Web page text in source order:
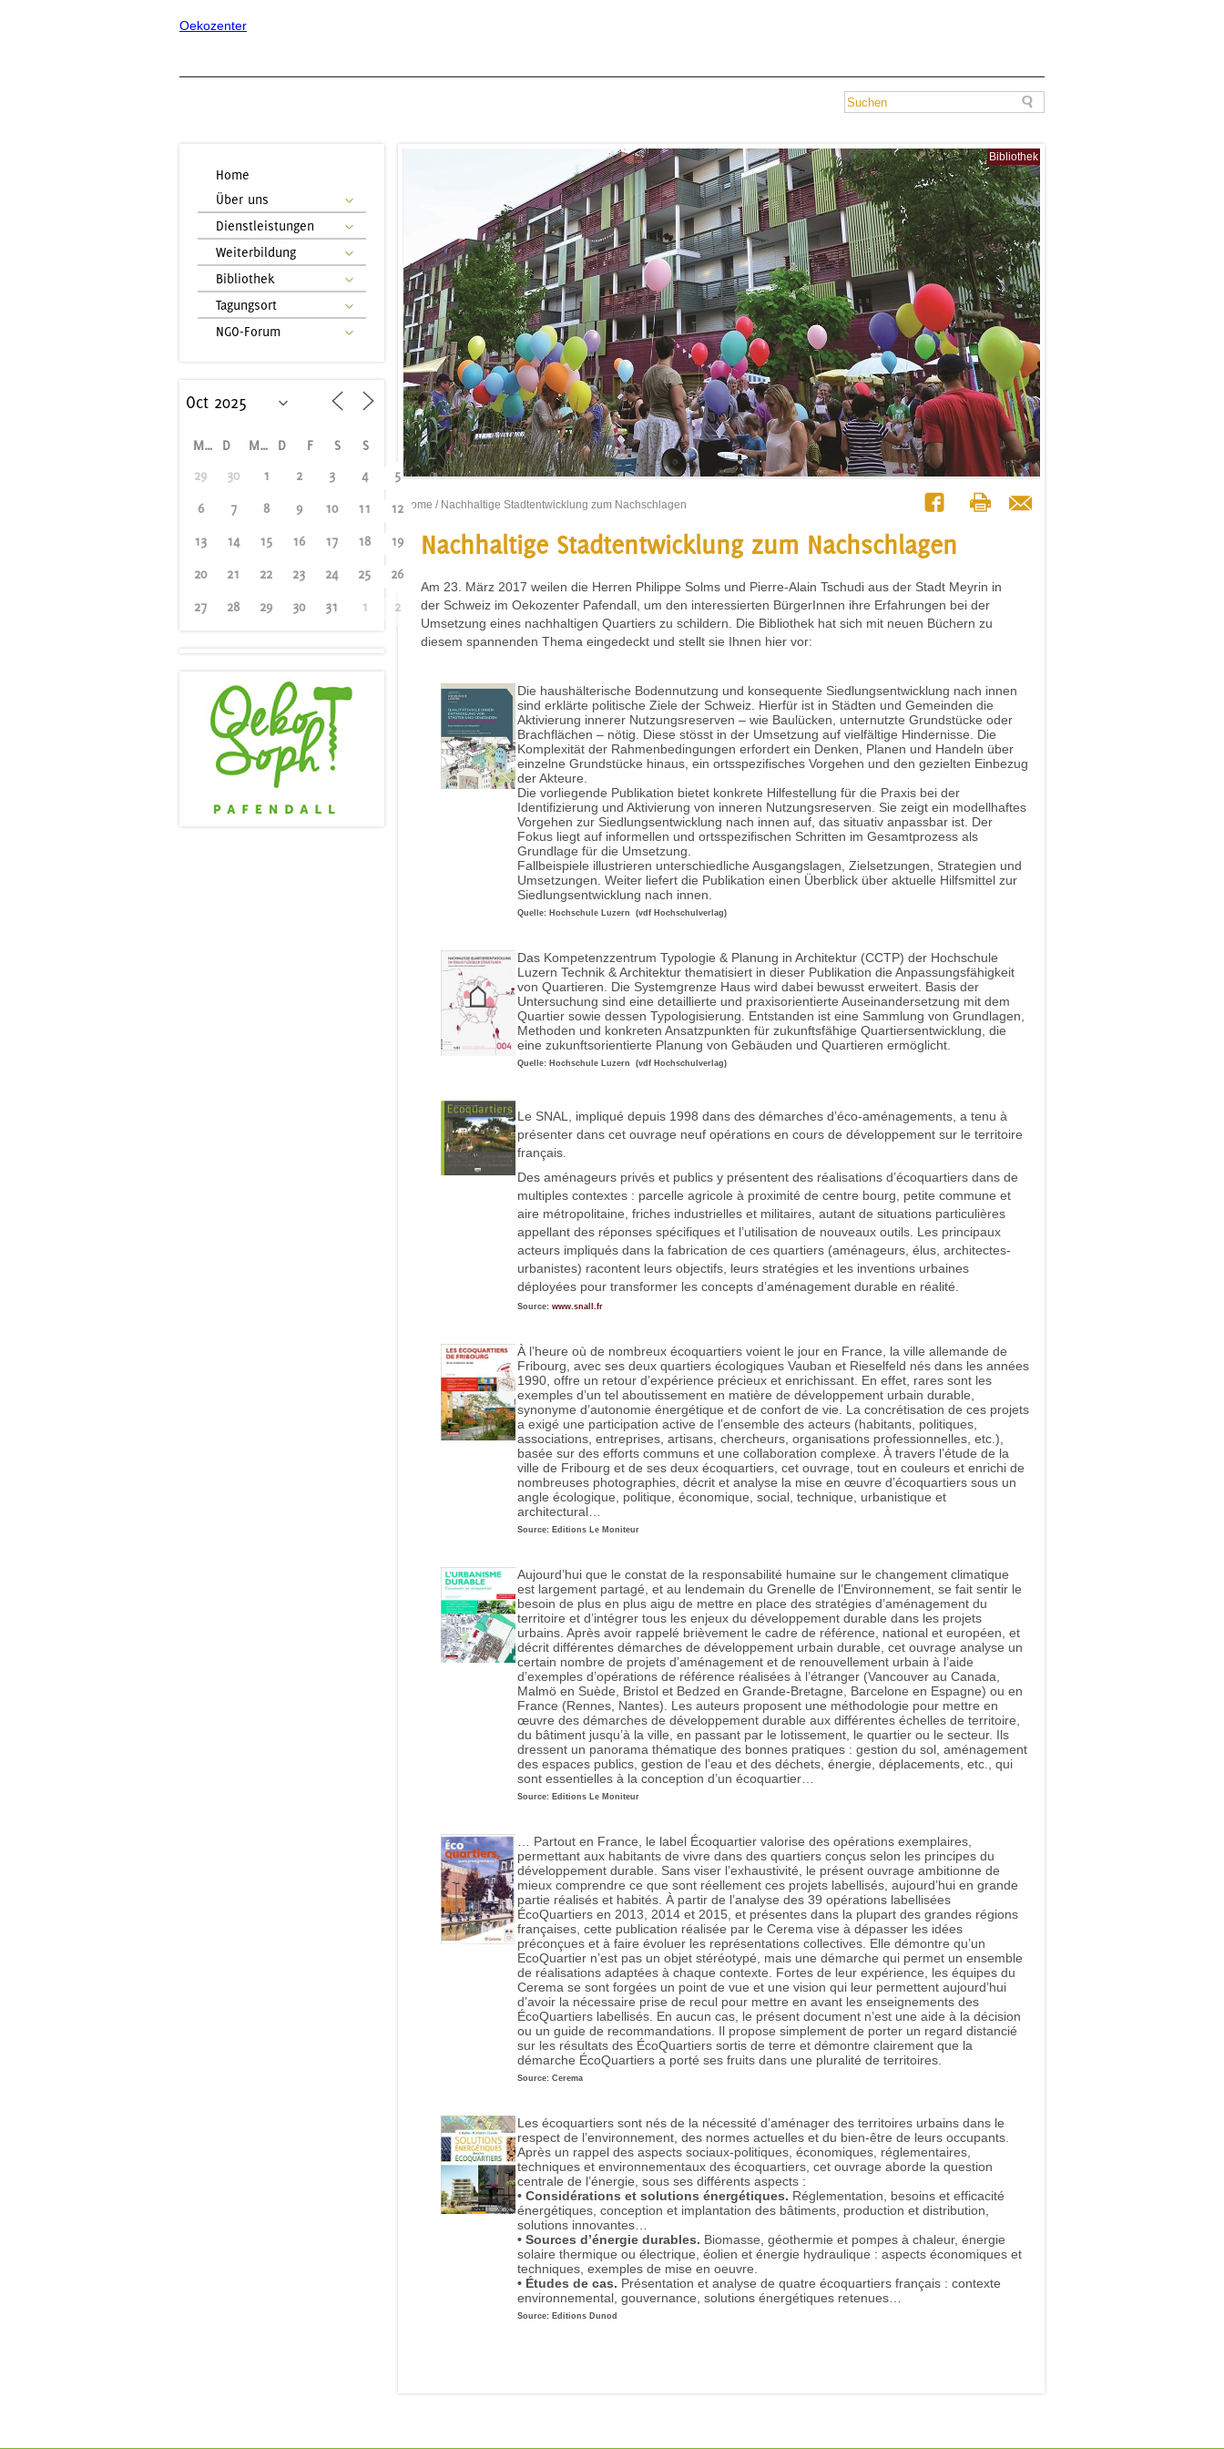
Oekozenter
Home
Über uns
Dienstleistungen
Weiterbildung
Bibliothek
Tagungsort
NGO-Forum
M D M D F S
S
29
30 1 2 3 4 5
6 7 8 9 10 11 12
13 14 15 16 17 18 19
20 21 22 23 24 25 26
27 28 29 30 31 1 2
Bibliothek
Home / Nachhaltige Stadtentwicklung zum Nachschlagen
Nachhaltige Stadtentwicklung zum Nachschlagen
Am 23. März 2017 weilen die Herren Philippe Solms und Pierre-Alain Tschudi aus der Stadt Meyrin in
der Schweiz im Oekozenter Pafendall, um den interessierten BürgerInnen ihre Erfahrungen bei der
Umsetzung eines nachhaltigen Quartiers zu schildern. Die Bibliothek hat sich mit neuen Büchern zu
diesem spannenden Thema eingedeckt und stellt sie Ihnen hier vor:
Die haushälterische Bodennutzung und konsequente Siedlungsentwicklung nach innen
sind erklärte politische Ziele der Schweiz. Hierfür ist in Städten und Gemeinden die
Aktivierung innerer Nutzungsreserven – wie Baulücken, unternutzte Grundstücke oder
Brachflächen – nötig. Diese stösst in der Umsetzung auf vielfältige Hindernisse. Die
Komplexität der Rahmenbedingungen erfordert ein Denken, Planen und Handeln über
einzelne Grundstücke hinaus, ein ortsspezifisches Vorgehen und den gezielten Einbezug
der Akteure.
Die vorliegende Publikation bietet konkrete Hilfestellung für die Praxis bei der
Identifizierung und Aktivierung von inneren Nutzungsreserven. Sie zeigt ein modellhaftes
Vorgehen zur Siedlungsentwicklung nach innen auf, das situativ anpassbar ist. Der
Fokus liegt auf informellen und ortsspezifischen Schritten im Gesamtprozess als
Grundlage für die Umsetzung.
Fallbeispiele illustrieren unterschiedliche Ausgangslagen, Zielsetzungen, Strategien und
Umsetzungen. Weiter liefert die Publikation einen Überblick über aktuelle Hilfsmittel zur
Siedlungsentwicklung nach innen.
Quelle: Hochschule Luzern (vdf Hochschulverlag)
Das Kompetenzzentrum Typologie & Planung in Architektur (CCTP) der Hochschule
Luzern Technik & Architektur thematisiert in dieser Publikation die Anpassungsfähigkeit
von Quartieren. Die Systemgrenze Haus wird dabei bewusst erweitert. Basis der
Untersuchung sind eine detaillierte und praxisorientierte Auseinandersetzung mit dem
Quartier sowie dessen Typologisierung. Entstanden ist eine Sammlung von Grundlagen,
Methoden und konkreten Ansatzpunkten für zukunftsfähige Quartiersentwicklung, die
eine zukunftsorientierte Planung von Gebäuden und Quartieren ermöglicht.
Quelle: Hochschule Luzern (vdf Hochschulverlag)
Le SNAL, impliqué depuis 1998 dans des démarches d’éco-aménagements, a tenu à
présenter dans cet ouvrage neuf opérations en cours de développement sur le territoire
français.
Des aménageurs privés et publics y présentent des réalisations d’écoquartiers dans de
multiples contextes : parcelle agricole à proximité de centre bourg, petite commune et
aire métropolitaine, friches industrielles et militaires, autant de situations particulières
appellant des réponses spécifiques et l’utilisation de nouveaux outils. Les principaux
acteurs impliqués dans la fabrication de ces quartiers (aménageurs, élus, architectes-
urbanistes) racontent leurs objectifs, leurs stratégies et les inventions urbaines
déployées pour transformer les concepts d’aménagement durable en réalité.
Source: www.snall.fr
À l’heure où de nombreux écoquartiers voient le jour en France, la ville allemande de
Fribourg, avec ses deux quartiers écologiques Vauban et Rieselfeld nés dans les années
1990, offre un retour d’expérience précieux et enrichissant. En effet, rares sont les
exemples d’un tel aboutissement en matière de développement urbain durable,
synonyme d’autonomie énergétique et de confort de vie. La concrétisation de ces projets
a exigé une participation active de l’ensemble des acteurs (habitants, politiques,
associations, entreprises, artisans, chercheurs, organisations professionnelles, etc.),
basée sur des efforts communs et une collaboration complexe. À travers l’étude de la
ville de Fribourg et de ses deux écoquartiers, cet ouvrage, tout en couleurs et enrichi de
nombreuses photographies, décrit et analyse la mise en œuvre d’écoquartiers sous un
angle écologique, politique, économique, social, technique, urbanistique et
architectural…
Source: Editions Le Moniteur
Aujourd’hui que le constat de la responsabilité humaine sur le changement climatique
est largement partagé, et au lendemain du Grenelle de l’Environnement, se fait sentir le
besoin de plus en plus aigu de mettre en place des stratégies d’aménagement du
territoire et d’intégrer tous les enjeux du développement durable dans les projets
urbains. Après avoir rappelé brièvement le cadre de référence, national et européen, et
décrit différentes démarches de développement urbain durable, cet ouvrage analyse un
certain nombre de projets d’aménagement et de renouvellement urbain à l’aide
d’exemples d’opérations de référence réalisées à l’étranger (Vancouver au Canada,
Malmö en Suède, Bristol et Bedzed en Grande-Bretagne, Barcelone en Espagne) ou en
France (Rennes, Nantes). Les auteurs proposent une méthodologie pour mettre en
œuvre des démarches de développement durable aux différentes échelles de territoire,
du bâtiment jusqu’à la ville, en passant par le lotissement, le quartier ou le secteur. Ils
dressent un panorama thématique des bonnes pratiques : gestion du sol, aménagement
des espaces publics, gestion de l’eau et des déchets, énergie, déplacements, etc., qui
sont essentielles à la conception d’un écoquartier…
Source: Editions Le Moniteur
… Partout en France, le label Écoquartier valorise des opérations exemplaires,
permettant aux habitants de vivre dans des quartiers conçus selon les principes du
développement durable. Sans viser l’exhaustivité, le présent ouvrage ambitionne de
mieux comprendre ce que sont réellement ces projets labellisés, aujourd’hui en grande
partie réalisés et habités. À partir de l’analyse des 39 opérations labellisées
ÉcoQuartiers en 2013, 2014 et 2015, et présentes dans la plupart des grandes régions
françaises, cette publication réalisée par le Cerema vise à dépasser les idées
préconçues et à faire évoluer les représentations collectives. Elle démontre qu’un
EcoQuartier n’est pas un objet stéréotypé, mais une démarche qui permet un ensemble
de réalisations adaptées à chaque contexte. Fortes de leur expérience, les équipes du
Cerema se sont forgées un point de vue et une vision qui leur permettent aujourd’hui
d’avoir la nécessaire prise de recul pour mettre en avant les enseignements des
ÉcoQuartiers labellisés. En aucun cas, le présent document n’est une aide à la décision
ou un guide de recommandations. Il propose simplement de porter un regard distancié
sur les résultats des ÉcoQuartiers sortis de terre et démontre clairement que la
démarche ÉcoQuartiers a porté ses fruits dans une pluralité de territoires.
Source: Cerema
Les écoquartiers sont nés de la nécessité d’aménager des territoires urbains dans le
respect de l’environnement, des normes actuelles et du bien-être de leurs occupants.
Après un rappel des aspects sociaux-politiques, économiques, réglementaires,
techniques et environnementaux des écoquartiers, cet ouvrage aborde la question
centrale de l’énergie, sous ses différents aspects :
• Considérations et solutions énergétiques. Réglementation, besoins et efficacité
énergétiques, conception et implantation des bâtiments, production et distribution,
solutions innovantes…
• Sources d’énergie durables. Biomasse, géothermie et pompes à chaleur, énergie
solaire thermique ou électrique, éolien et énergie hydraulique : aspects économiques et
techniques, exemples de mise en oeuvre.
• Études de cas. Présentation et analyse de quatre écoquartiers français : contexte
environnemental, gouvernance, solutions énergétiques retenues…
Source: Editions Dunod